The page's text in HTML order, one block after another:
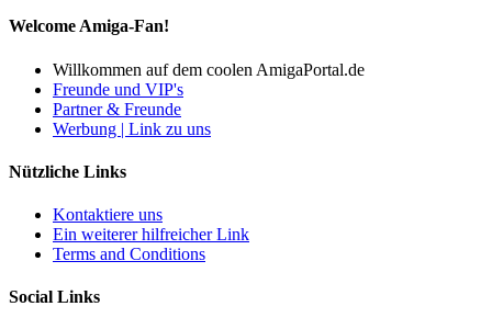
Welcome Amiga-Fan!
Willkommen auf dem coolen AmigaPortal.de
Freunde und VIP's
Partner & Freunde
Werbung | Link zu uns
Nützliche Links
Kontaktiere uns
Ein weiterer hilfreicher Link
Terms and Conditions
Social Links